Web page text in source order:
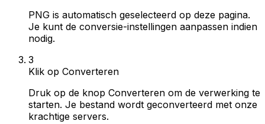
PNG is automatisch geselecteerd op deze pagina.
Je kunt de conversie-instellingen aanpassen indien
nodig.
3
Klik op Converteren
Druk op de knop Converteren om de verwerking te
starten. Je bestand wordt geconverteerd met onze
krachtige servers.